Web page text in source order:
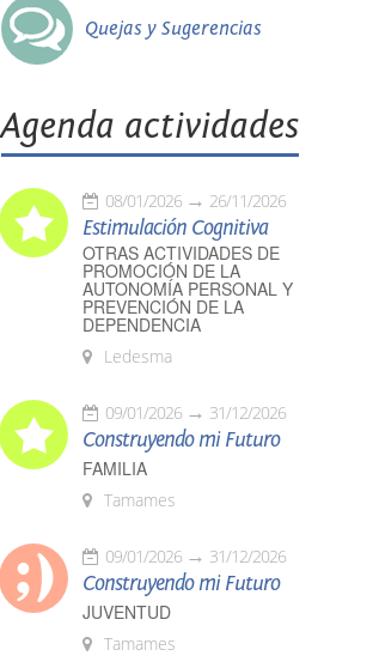
Quejas y Sugerencias
Agenda actividades
08/01/2026 26/11/2026
Estimulación Cognitiva
OTRAS ACTIVIDADES DE
PROMOCIÓN DE LA
AUTONOMÍA PERSONAL Y
PREVENCIÓN DE LA
DEPENDENCIA
Ledesma
09/01/2026 31/12/2026
Construyendo mi Futuro
FAMILIA
Tamames
09/01/2026 31/12/2026
Construyendo mi Futuro
JUVENTUD
Tamames